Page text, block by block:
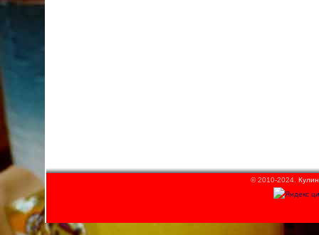
© 2010-2024.